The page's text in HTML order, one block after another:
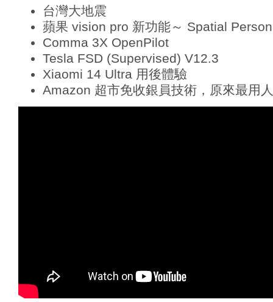
台灣大地震
蘋果 vision pro 新功能～ Spatial
Comma 3X OpenPilot
Tesla FSD (Supervised) V12.3
Xiaomi 14 Ultra 用後體驗
Amazon 超市免收銀員技術，原來最用